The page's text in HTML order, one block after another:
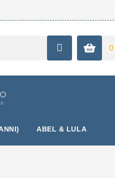
0
ABEL & LULA